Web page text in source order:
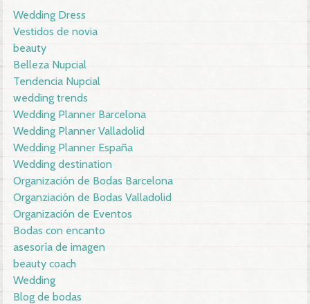
Wedding Dress
Vestidos de novia
beauty
Belleza Nupcial
Tendencia Nupcial
wedding trends
Wedding Planner Barcelona
Wedding Planner Valladolid
Wedding Planner España
Wedding destination
Organización de Bodas Barcelona
Organziación de Bodas Valladolid
Organización de Eventos
Bodas con encanto
asesoría de imagen
beauty coach
Wedding
Blog de bodas